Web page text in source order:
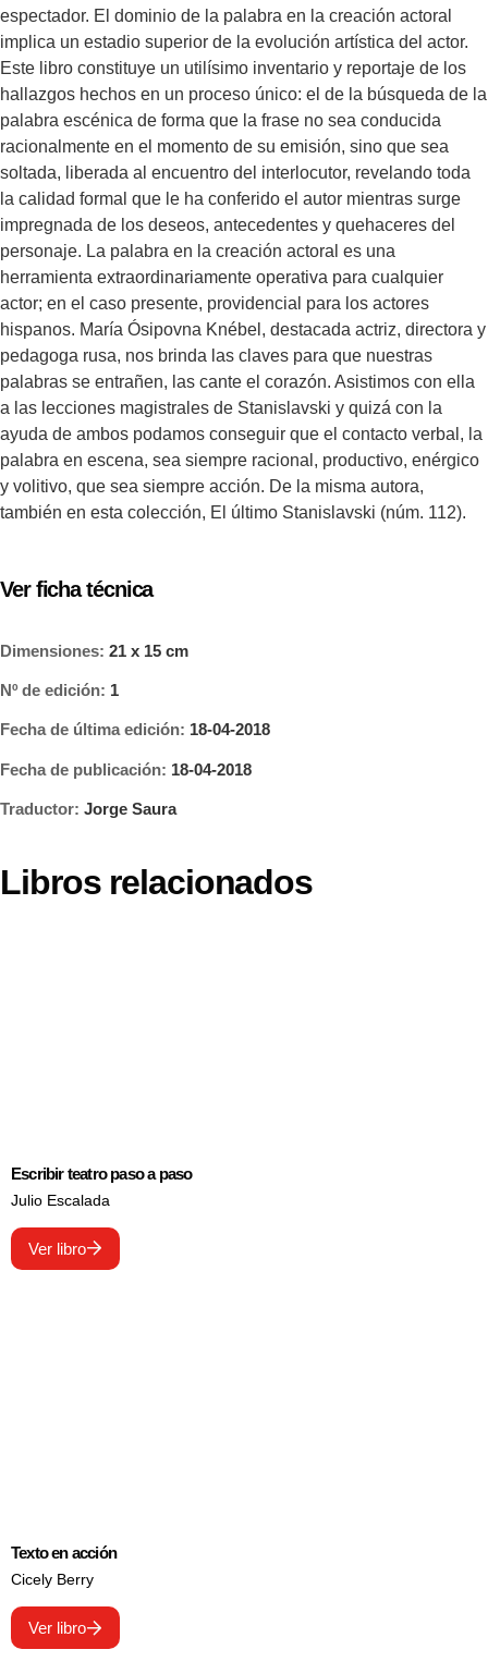
ayuda de ambos podamos conseguir que el contacto verbal, la
palabra en escena, sea siempre racional, productivo, enérgico
y volitivo, que sea siempre acción. De la misma autora,
también en esta colección, El último Stanislavski (núm. 112).
espectador. El dominio de la palabra en la creación actoral
implica un estadio superior de la evolución artística del actor.
Este libro constituye un utilísimo inventario y reportaje de los
hallazgos hechos en un proceso único: el de la búsqueda de la
palabra escénica de forma que la frase no sea conducida
racionalmente en el momento de su emisión, sino que sea
soltada, liberada al encuentro del interlocutor, revelando toda
la calidad formal que le ha conferido el autor mientras surge
impregnada de los deseos, antecedentes y quehaceres del
personaje. La palabra en la creación actoral es una
herramienta extraordinariamente operativa para cualquier
actor; en el caso presente, providencial para los actores
hispanos. María Ósipovna Knébel, destacada actriz, directora y
pedagoga rusa, nos brinda las claves para que nuestras
palabras se entrañen, las cante el corazón. Asistimos con ella
a las lecciones magistrales de Stanislavski y quizá con la
ayuda de ambos podamos conseguir que el contacto verbal, la
palabra en escena, sea siempre racional, productivo, enérgico
y volitivo, que sea siempre acción. De la misma autora,
también en esta colección, El último Stanislavski (núm. 112).
Ver ficha técnica
Dimensiones: 21 x 15 cm
Nº de edición: 1
Fecha de última edición: 18-04-2018
Fecha de publicación: 18-04-2018
Traductor: Jorge Saura
Libros relacionados
Escribir teatro paso a paso
Julio Escalada
Ver libro
Texto en acción
Cicely Berry
Ver libro